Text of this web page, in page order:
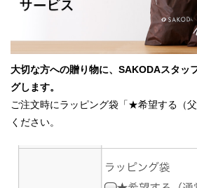
大切な方への贈り物に、SAKODAスタッ
グします。
ご注文時にラッピング袋「★希望する（
ください。